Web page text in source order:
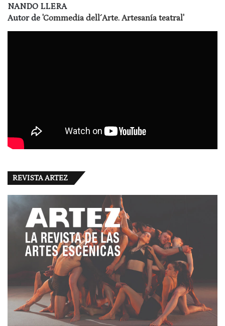
NANDO LLERA
Autor de 'Commedia dell´Arte. Artesanía teatral'
REVISTA ARTEZ